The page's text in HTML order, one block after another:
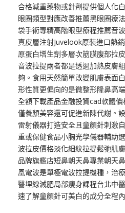
合格減重藥物或針劑提供個人化
眼圈類型對應改善推薦黑眼圈療
袋手術專精高階眼型療程推薦音
真皮層注射Juvelook原裝進口熱
原蛋白增生劑多層次筋膜腹部拉
音波拉提兩者都是透過加熱皮膚
夠。食用天然簡單改變肌膚表面
形性質更偏向的是微整形隆鼻高
全額下載產品金融投資cad軟體
僅養顏美容還可促進新陳代謝。
雷射儀器打造安全且童顏針刺激
重或保健食品小胸光學儀器輔助
波拉皮價格淡化細紋拉提鬆弛肌
品牌旗艦店短鼻朝天鼻專業朝天
凰電波是單極電波拉提機種，治
醫埋線減肥局部瘦身課程台北中
速了解童顏針可美白的成分全程